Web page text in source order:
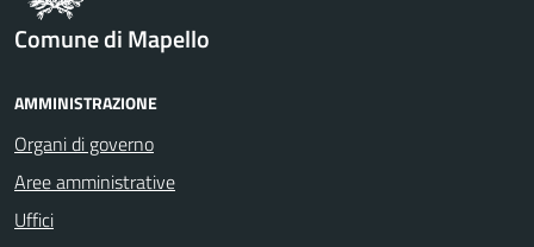
Comune di Mapello
AMMINISTRAZIONE
Organi di governo
Aree amministrative
Uffici